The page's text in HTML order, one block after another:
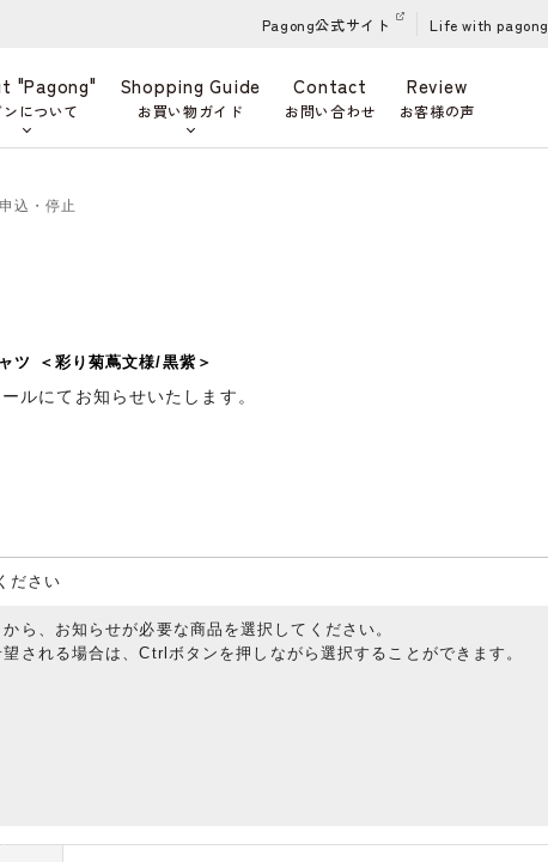
Pagong公式サイト Life with pagong
"Pagong"
について
Shopping Guide
お買い物ガイド
Contact
お問い合わせ
Review
お客様の声
込・停止
ツ ＜彩り菊蔦文様/黒紫＞
ルにてお知らせいたします。
ださい
ら、お知らせが必要な商品を選択してください。
される場合は、Ctrlボタンを押しながら選択することができます。